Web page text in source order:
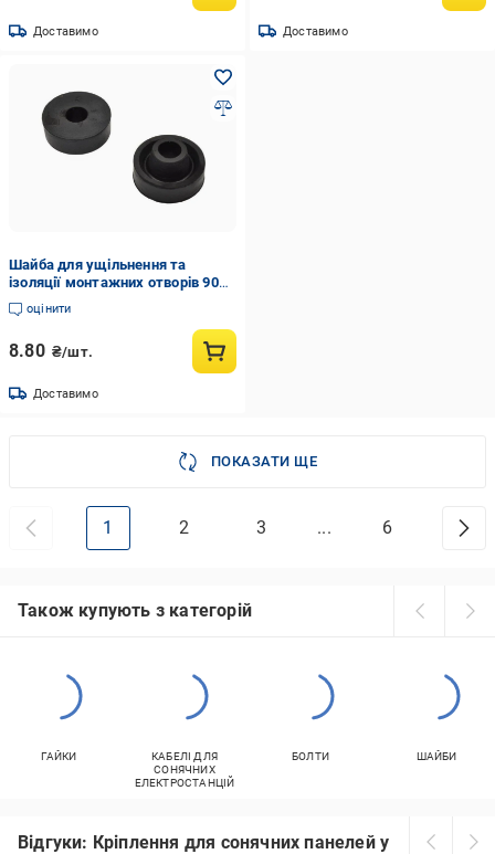
Доставимо Доставимо
Шайба для ущільнення та
ізоляції монтажних отворів 9082
EPDM М10 (100056746)
оцінити
8.80 ₴/шт.
Доставимо
ПОКАЗАТИ ЩЕ
1 2 3 ... 6
Також купують з категорій
ГАЙКИ
КАБЕЛІ ДЛЯ
СОНЯЧНИХ
ЕЛЕКТРОСТАНЦІЙ
БОЛТИ ШАЙБИ
Відгуки: Кріплення для сонячних панелей у Рівному